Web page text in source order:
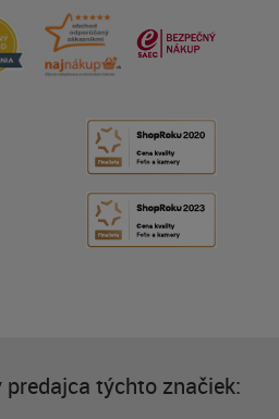
týchto značiek: